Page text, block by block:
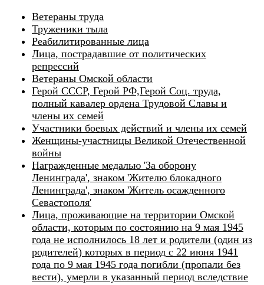
Ветераны труда
Труженики тыла
Реабилитированные лица
Лица, пострадавшие от политических
репрессий
Ветераны Омской области
Герой СССР, Герой РФ,Герой Соц. труда,
полный кавалер ордена Трудовой Славы и
члены их семей
Участники боевых действий и члены их семей
Женщины-участницы Великой Отечественной
войны
Награжденные медалью 'За оборону
Ленинграда', знаком 'Жителю блокадного
Ленинграда', знаком 'Житель осажденного
Севастополя'
Лица, проживающие на территории Омской
области, которым по состоянию на 9 мая 1945
года не исполнилось 18 лет и родители (один из
родителей) которых в период с 22 июня 1941
года по 9 мая 1945 года погибли (пропали без
вести), умерли в указанный период вследствие